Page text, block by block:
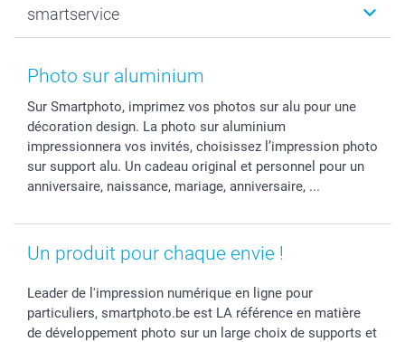
MyNameBook
Stickers & Etiquettes
Calendrier photos & Agendas photo
Dénicheur d'idées cadeau
Fin d'études
Naissance & baptême
Toussaint
Rentrée des classes
Communion
Saint-Valentin
Durabilité
Conditions
Plaintes
Conditions générales
Vie privée
Gestion des cookies
Droit de rétractation
smartservice
smartgarantie
smartfriends
Modes de paiement
Modes de livraison
Grandes Quantités
Photo sur aluminium
Sur Smartphoto, imprimez vos photos sur alu pour une
décoration design. La photo sur aluminium
impressionnera vos invités, choisissez l’impression photo
sur support alu. Un cadeau original et personnel pour un
anniversaire, naissance, mariage, anniversaire, ...
Un produit pour chaque envie !
Leader de l'impression numérique en ligne pour
particuliers, smartphoto.be est LA référence en matière
de développement photo sur un large choix de supports et